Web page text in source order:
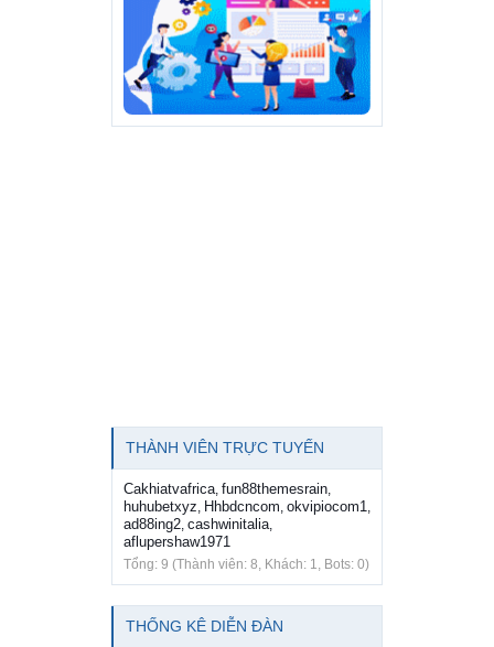
THÀNH VIÊN TRỰC TUYẾN
Cakhiatvafrica, fun88themesrain,
huhubetxyz, Hhbdcncom, okvipiocom1 ,
ad88ing2, cashwinitalia,
aflupershaw1971
Tổng: 9 (Thành viên: 8, Khách: 1, Bots: 0)
THỐNG KÊ DIỄN ĐÀN